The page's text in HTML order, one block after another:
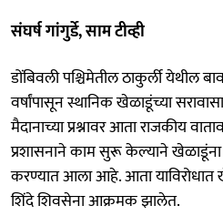
संघर्ष गांगुर्डे, साम टीव्ही
डोंबिवली पश्चिमेतील ठाकुर्ली येथील
वर्षांपासून स्थानिक खेळाडूंच्या
मैदानाच्या प्रश्नावर आता राजकीय
प्रशासनाने काम सुरू केल्याने
करण्यात आला आहे. आता
शिंदे शिवसेना आक्रमक झालेत.